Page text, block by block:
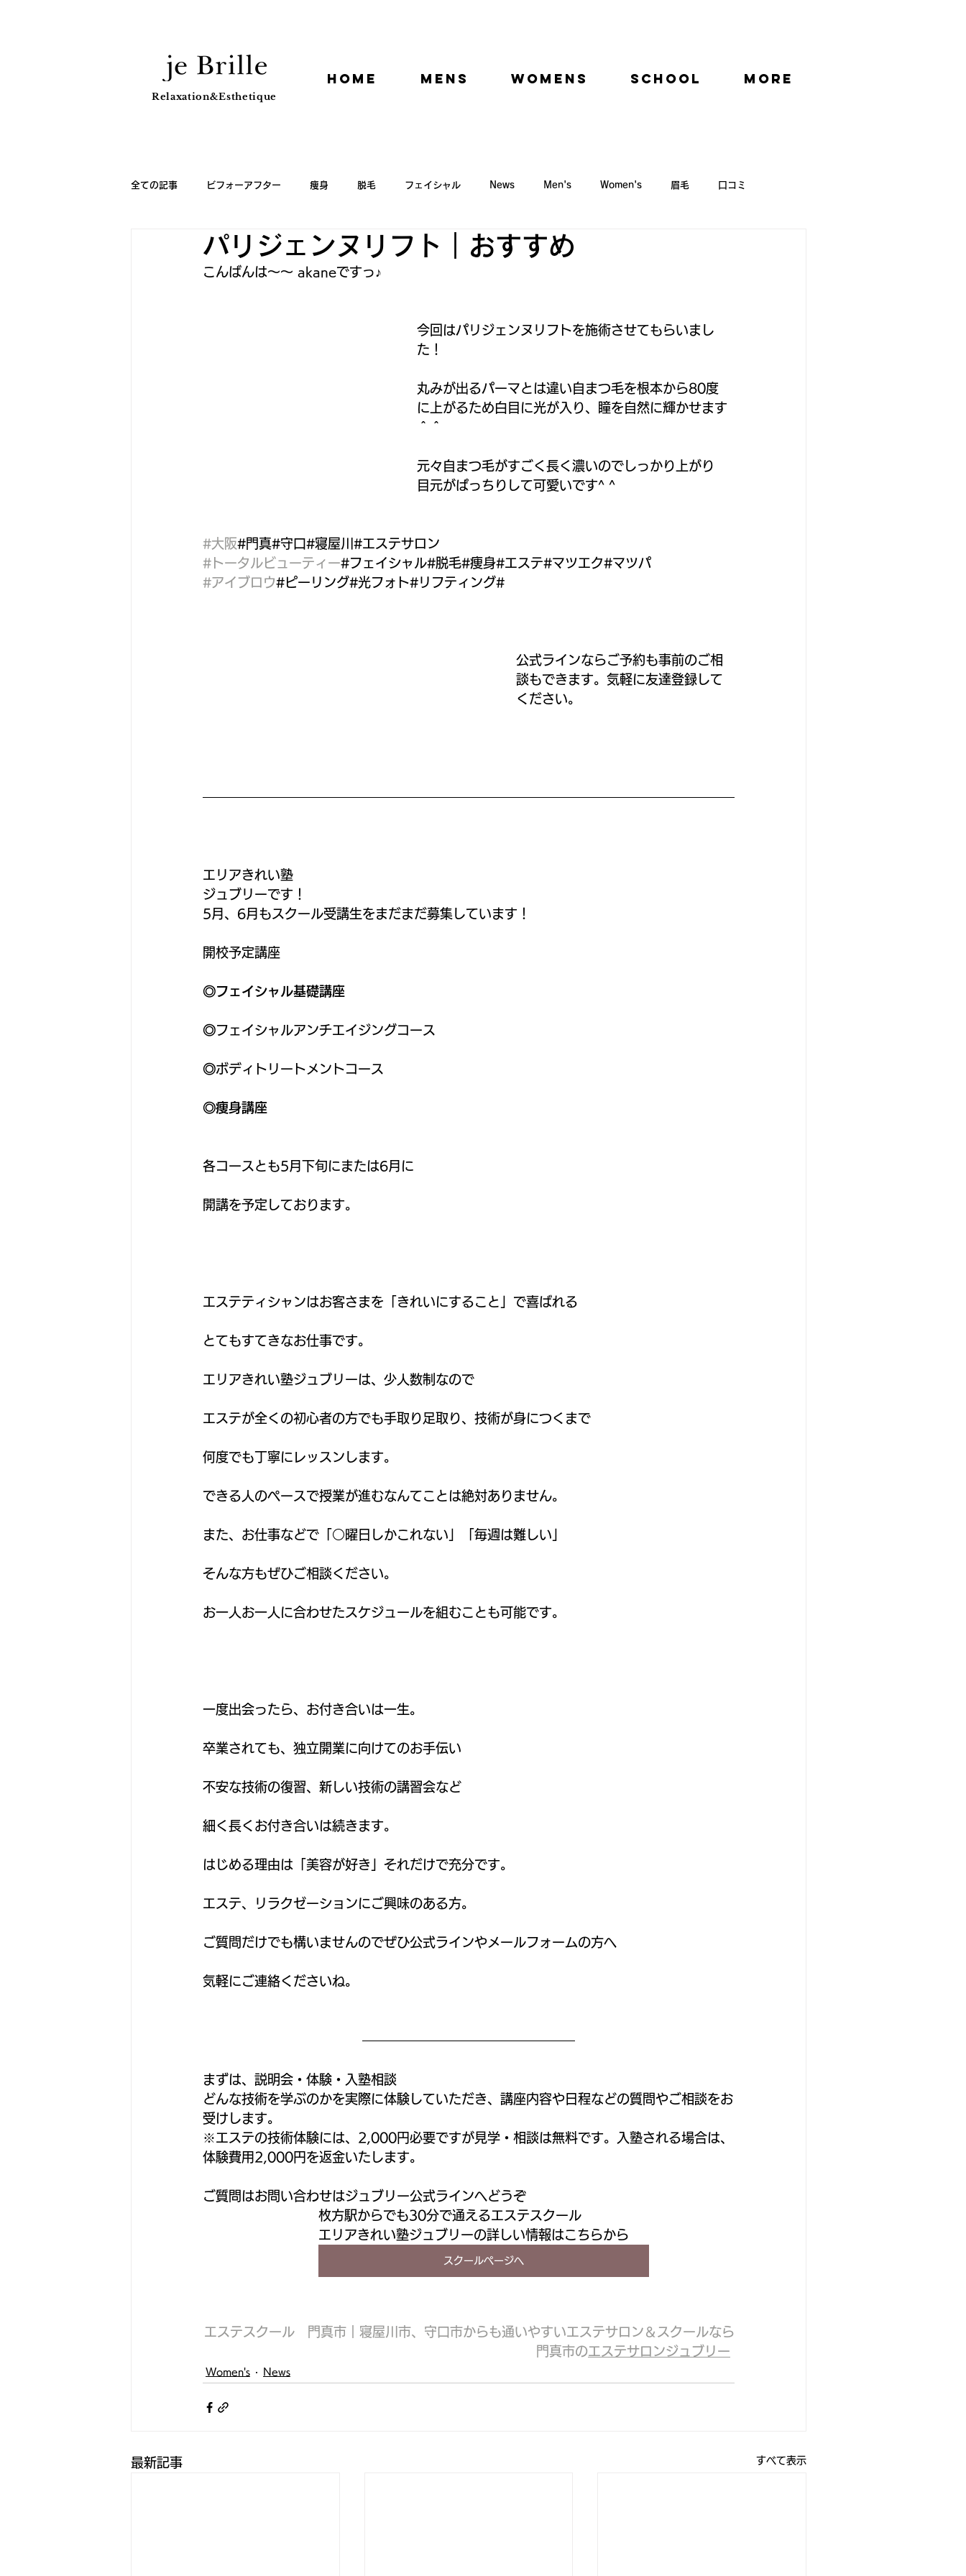
Relaxation&Esthetique
HOME MENS WOMENS SCHOOL More
全ての記事 ビフォーアフター 痩身 脱毛 フェイシャル News Men's Women's 眉毛 口コミ
スクールスケジュール スクールニュース
パリジェンヌリフト｜おすすめ
こんばんは～～ akaneですっ♪
今回はパリジェンヌリフトを施術させてもらいまし
た！
丸みが出るパーマとは違い自まつ毛を根本から80度
に上がるため白目に光が入り、瞳を自然に輝かせます
＾＾
元々自まつ毛がすごく長く濃いのでしっかり上がり
目元がぱっちりして可愛いです^ ^
#大阪#門真#守口#寝屋川#エステサロン
#トータルビューティー#フェイシャル#脱毛#痩身#エステ#マツエク#マツパ
#アイブロウ#ピーリング#光フォト#リフティング#
公式ラインならご予約も事前のご相
談もできます。気軽に友達登録して
ください。
エリアきれい塾
ジュブリーです！
5月、6月もスクール受講生をまだまだ募集しています！
開校予定講座
◎フェイシャル基礎講座
◎フェイシャルアンチエイジングコース
◎ボディトリートメントコース
◎痩身講座
各コースとも5月下旬にまたは6月に
開講を予定しております。
エステティシャンはお客さまを「きれいにすること」で喜ばれる
とてもすてきなお仕事です。
エリアきれい塾ジュブリーは、少人数制なので
エステが全くの初心者の方でも手取り足取り、技術が身につくまで
何度でも丁寧にレッスンします。
できる人のペースで授業が進むなんてことは絶対ありません。
また、お仕事などで「○曜日しかこれない」「毎週は難しい」
そんな方もぜひご相談ください。
お一人お一人に合わせたスケジュールを組むことも可能です。
一度出会ったら、お付き合いは一生。
卒業されても、独立開業に向けてのお手伝い
不安な技術の復習、新しい技術の講習会など
細く長くお付き合いは続きます。
はじめる理由は「美容が好き」それだけで充分です。
エステ、リラクゼーションにご興味のある方。
ご質問だけでも構いませんのでぜひ公式ラインやメールフォームの方へ
気軽にご連絡くださいね。
まずは、説明会・体験・入塾相談
どんな技術を学ぶのかを実際に体験していただき、講座内容や日程などの質問やご相談をお
受けします。
※エステの技術体験には、2,000円必要ですが見学・相談は無料です。入塾される場合は、
体験費用2,000円を返金いたします。
ご質問はお問い合わせはジュブリー公式ラインへどうぞ
枚方駅からでも30分で通えるエステスクール
エリアきれい塾ジュブリーの詳しい情報はこちらから
スクールページへ
エステスクール　門真市｜寝屋川市、守口市からも通いやすいエステサロン＆スクールなら
門真市のエステサロンジュブリー
Women's News
最新記事 すべて表示